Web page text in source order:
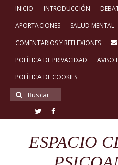
INICIO INTRODUCCIÓN
APORTACIONES
SALUD MENTAL
COMENTARIOS Y REFLEXIONES
POLÍTICA DE PRIVACIDAD
AVISO
POLÍTICA DE COOKIES
Buscar
por:
ESPACIO